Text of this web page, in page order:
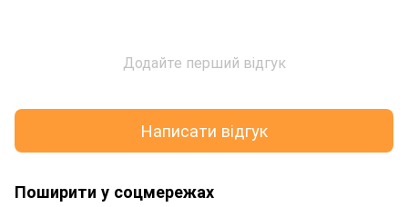
Додайте перший відгук
Написати відгук
Поширити у соцмережах